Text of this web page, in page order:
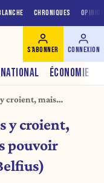
CHRONIQUES
ÉCONOMIE
S'ABONNER CONNEXION
croient, mais
y croient,
pouvoir